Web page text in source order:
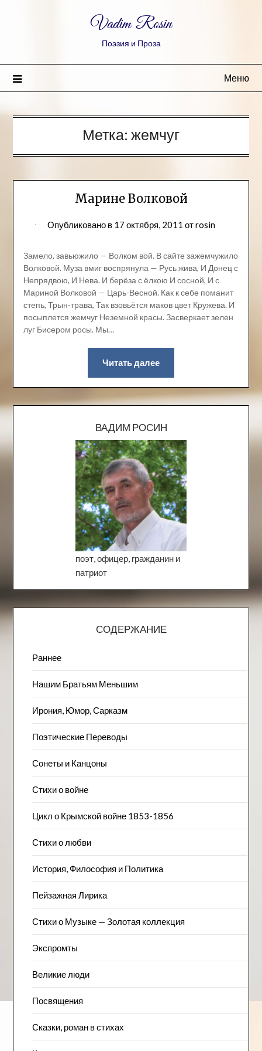
Vadim Rosin
Поэзия и Проза
Меню
Метка: жемчуг
Марине Волковой
Опубликовано в 17 октября, 2011 отrosin
Замело, завьюжило — Волком вой. В сайте зажемчужило
Волковой. Муза вмиг воспрянула — Русь жива, И Донец с
Непрядвою, И Нева. И берёза с ёлкою И сосной, И с
Мариной Волковой — Царь-Весной. Как к себе поманит
степь, Трын-трава, Так взовьётся маков цвет Кружева. И
посыплется жемчуг Неземной красы. Засверкает зелен
луг Бисером росы. Мы…
Читать далее
ВАДИМ РОСИН
поэт, офицер, гражданин и
патриот
СОДЕРЖАНИЕ
Раннее
Нашим Братьям Меньшим
Ирония, Юмор, Сарказм
Поэтические Переводы
Сонеты и Канцоны
Стихи о войне
Цикл о Крымской войне 1853-1856
Стихи о любви
История, Философия и Политика
Пейзажна​я Лирика
Стихи о Музыке — Золотая коллекция
Экспромты
Великие люди
Посвящения
Сказки, роман в стихах